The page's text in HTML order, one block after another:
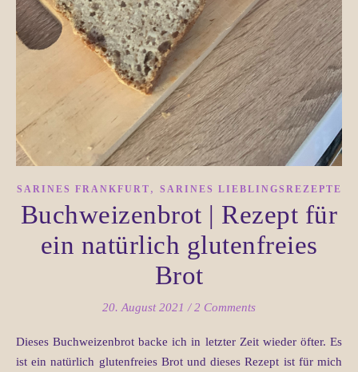
SARINES FRANKFURT , SARINES LIEBLINGSREZEPTE
Buchweizenbrot | Rezept für
ein natürlich glutenfreies
Brot
20. August 2021 / 2 Comments
Dieses Buchweizenbrot backe ich in letzter Zeit wieder öfter. Es
ist ein natürlich glutenfreies Brot und dieses Rezept ist für mich